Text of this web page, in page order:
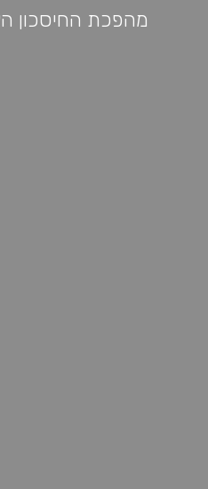
מהפכת החיסכון